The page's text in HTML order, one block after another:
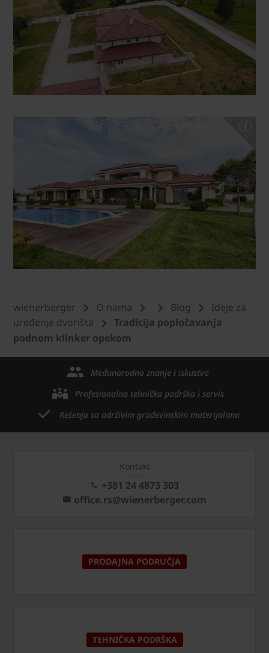
wienerberger O nama Blog
Ideje za
uređenje dvorišta
Tradicija popločavanja
podnom klinker opekom
Međunarodno znanje i iskustvo
Profesionalna tehnička podrška i servis
Rešenja sa održivim građevinskim materijalima
Kontakt
+381 24 4873 303
office.rs@wienerberger.com
PRODAJNA PODRUČJA
TEHNIČKA PODRŠKA